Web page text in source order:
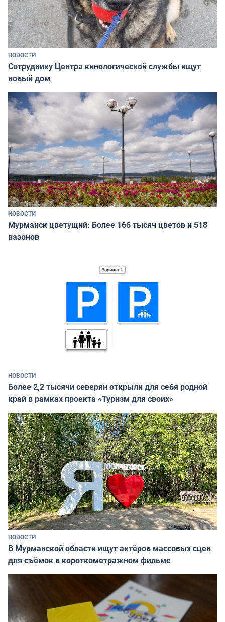
НОВОСТИ
Сотруднику Центра кинологической службы ищут
новый дом
НОВОСТИ
Мурманск цветущий: Более 166 тысяч цветов и 518
вазонов
НОВОСТИ
Более 2,2 тысячи северян открыли для себя родной
край в рамках проекта «Туризм для своих»
НОВОСТИ
В Мурманской области ищут актёров массовых сцен
для съёмок в короткометражном фильме